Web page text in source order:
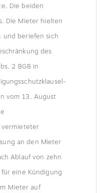
Die beiden
Die Mieter hielten
und beriefen sich
des
2 BGB in
vom 13. August
vermieteter
an den Mieter
Ablauf von zehn
eine Kündigung
Mieter auf